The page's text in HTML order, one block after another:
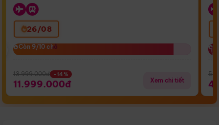
26/08
Còn 9/10 chỗ
Còn 9/10 chỗ
13.999.000đ -14%
11.999.000đ Xem chi tiết